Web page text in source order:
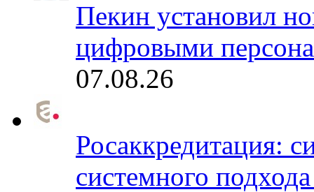
Пекин установил
цифровыми
07.08.26
Росаккредитация:
системного